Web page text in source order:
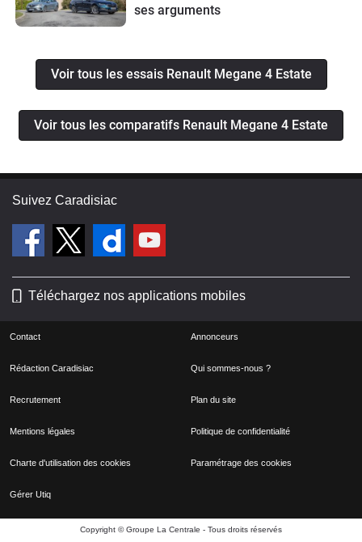
ses arguments
Voir tous les essais Renault Megane 4 Estate
Voir tous les comparatifs Renault Megane 4 Estate
Suivez Caradisiac
Téléchargez nos applications mobiles
Contact Annonceurs
Rédaction Caradisiac Qui sommes-nous ?
Recrutement Plan du site
Mentions légales Politique de confidentialité
Charte d'utilisation des cookies Paramétrage des cookies
Gérer Utiq
Copyright © Groupe La Centrale - Tous droits réservés